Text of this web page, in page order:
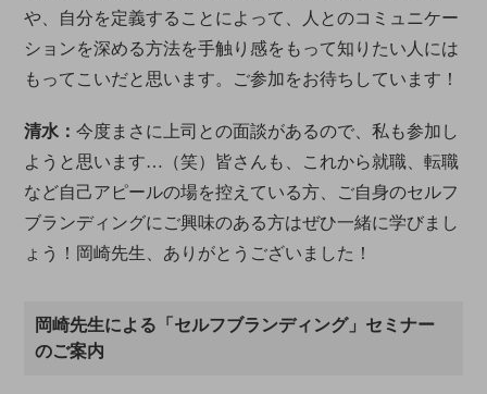
や、自分を定義することによって、人とのコミュニケー
ションを深める方法を手触り感をもって知りたい人には
もってこいだと思います。ご参加をお待ちしています！
清水：今度まさに上司との面談があるので、私も参加し
ようと思います…（笑）皆さんも、これから就職、転職
など自己アピールの場を控えている方、ご自身のセルフ
ブランディングにご興味のある方はぜひ一緒に学びまし
ょう！岡崎先生、ありがとうございました！
岡崎先生による「セルフブランディング」セミナー
のご案内